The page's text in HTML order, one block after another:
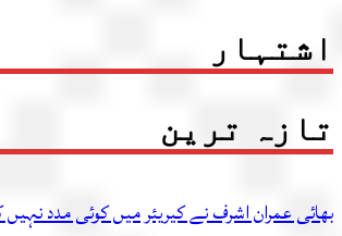
اشتہار
تازہ ترین
بھائی عمران اشرف نے کیریئر میں کوئی مدد